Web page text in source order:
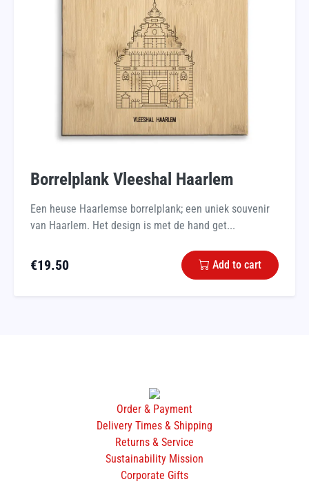
Borrelplank Vleeshal Haarlem
Een heuse Haarlemse borrelplank; een uniek souvenir
van Haarlem. Het design is met de hand get...
€19.50 Add to cart
Order & Payment
Delivery Times & Shipping
Returns & Service
Sustainability Mission
Corporate Gifts